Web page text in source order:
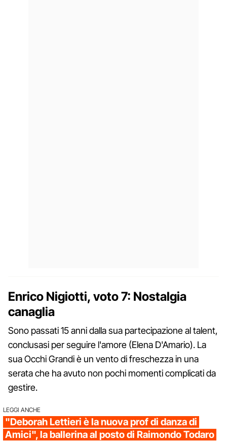
Enrico Nigiotti, voto 7: Nostalgia
canaglia
Sono passati 15 anni dalla sua partecipazione al talent,
conclusasi per seguire l'amore (Elena D'Amario). La
sua Occhi Grandi è un vento di freschezza in una
serata che ha avuto non pochi momenti complicati da
gestire.
LEGGI ANCHE
"Deborah Lettieri è la nuova prof di danza di
Amici", la ballerina al posto di Raimondo Todaro